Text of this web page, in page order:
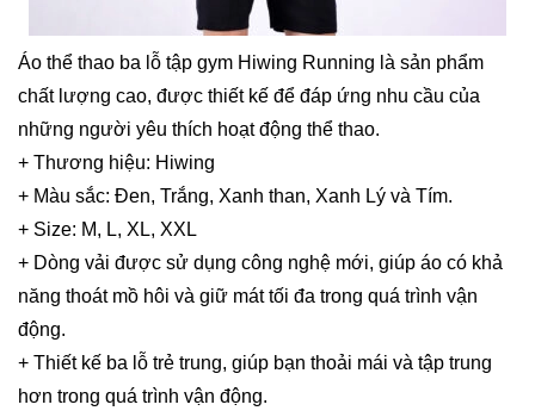
Áo thể thao ba lỗ tập gym Hiwing Running là sản phẩm
chất lượng cao, được thiết kế để đáp ứng nhu cầu của
những người yêu thích hoạt động thể thao.
+ Thương hiệu: Hiwing
+ Màu sắc: Đen, Trắng, Xanh than, Xanh Lý và Tím.
+ Size: M, L, XL, XXL
+ Dòng vải được sử dụng công nghệ mới, giúp áo có khả
năng thoát mồ hôi và giữ mát tối đa trong quá trình vận
động.
+ Thiết kế ba lỗ trẻ trung, giúp bạn thoải mái và tập trung
hơn trong quá trình vận động.